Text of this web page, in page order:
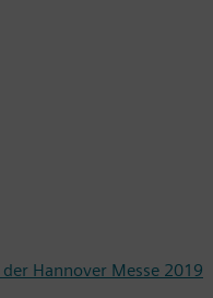
Hannover Messe 2019